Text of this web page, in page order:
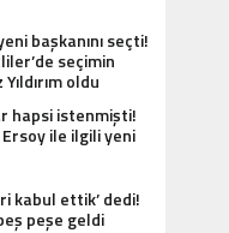
başkanını seçti!
seçimin
oldu
hapsi istenmişti!
ile ilgili yeni
kabul ettik’ dedi!
peşe geldi